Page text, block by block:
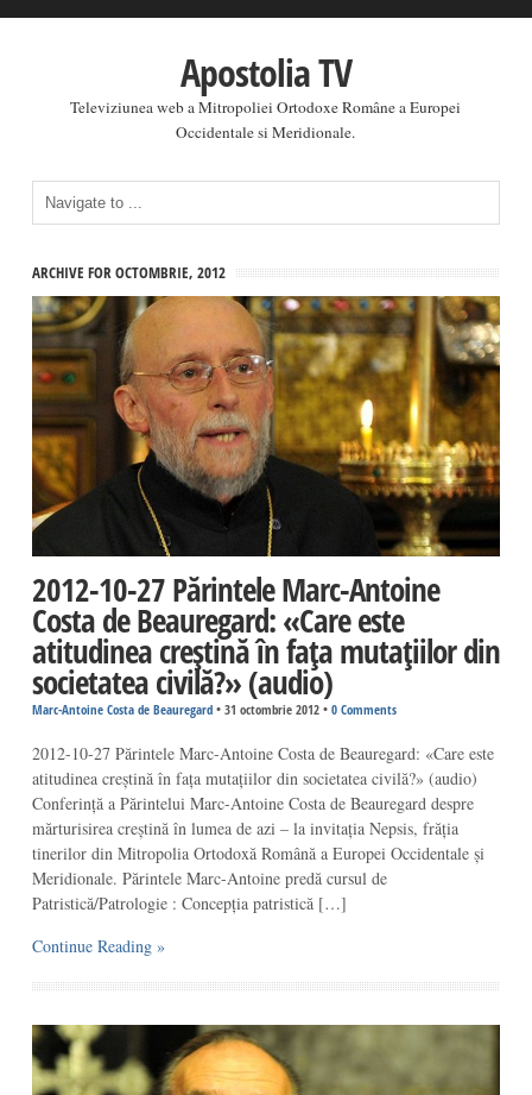
Apostolia TV
Televiziunea web a Mitropoliei Ortodoxe Române a Europei
Occidentale si Meridionale.
ARCHIVE FOR OCTOMBRIE, 2012
2012-10-27 Părintele Marc-Antoine
Costa de Beauregard: «Care este
atitudinea creștină în fața mutațiilor din
societatea civilă?» (audio)
Marc-Antoine Costa de Beauregard• 31 octombrie 2012• 0 Comments
2012-10-27 Părintele Marc-Antoine Costa de Beauregard: «Care este
atitudinea creștină în fața mutațiilor din societatea civilă?» (audio)
Conferință a Părintelui Marc-Antoine Costa de Beauregard despre
mărturisirea creștină în lumea de azi – la invitația Nepsis, frăția
tinerilor din Mitropolia Ortodoxă Română a Europei Occidentale și
Meridionale. Părintele Marc-Antoine predă cursul de
Patristică/Patrologie : Concepția patristică […]
Continue Reading »